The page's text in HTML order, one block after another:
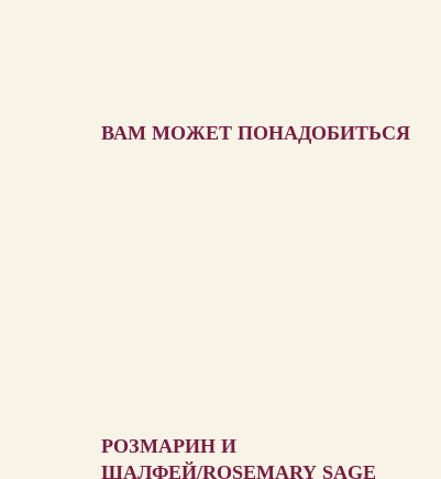
ВАМ МОЖЕТ ПОНАДОБИТЬСЯ
РОЗМАРИН И
ШАЛФЕЙ/ROSEMARY SAGE